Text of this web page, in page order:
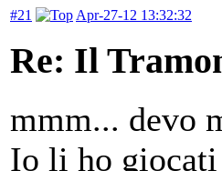
#21 Apr-27-12 13:32:32
Re: Il
mmm... devo
Io li ho